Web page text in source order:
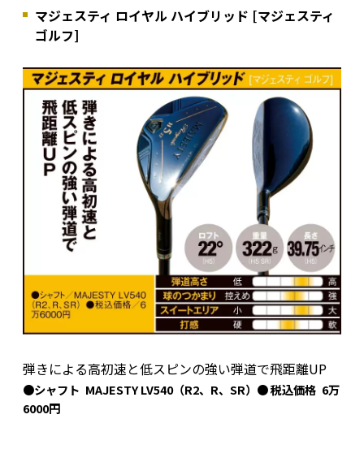
マジェスティ ロイヤル ハイブリッド [マジェスティ
ゴルフ]
弾きによる高初速と低スピンの強い弾道で飛距離UP
●シャフト MAJESTY LV540（R2、R、SR）● 税込価格 6万
6000円